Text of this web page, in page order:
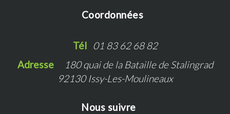
Coordonnées
Tél
01 83 62 68 82
Adresse
180 quai de la Bataille de Stalingrad
92130 Issy-Les-Moulineaux
Nous suivre